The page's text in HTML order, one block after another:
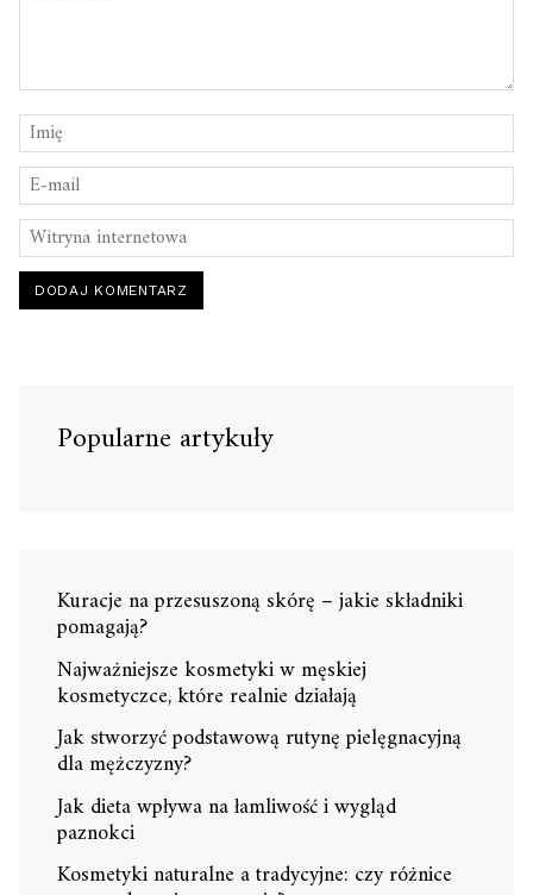
Popularne artykuły
Kuracje na przesuszoną skórę – jakie składniki
pomagają?
Najważniejsze kosmetyki w męskiej
kosmetyczce, które realnie działają
Jak stworzyć podstawową rutynę pielęgnacyjną
dla mężczyzny?
Jak dieta wpływa na łamliwość i wygląd
paznokci
Kosmetyki naturalne a tradycyjne: czy różnice